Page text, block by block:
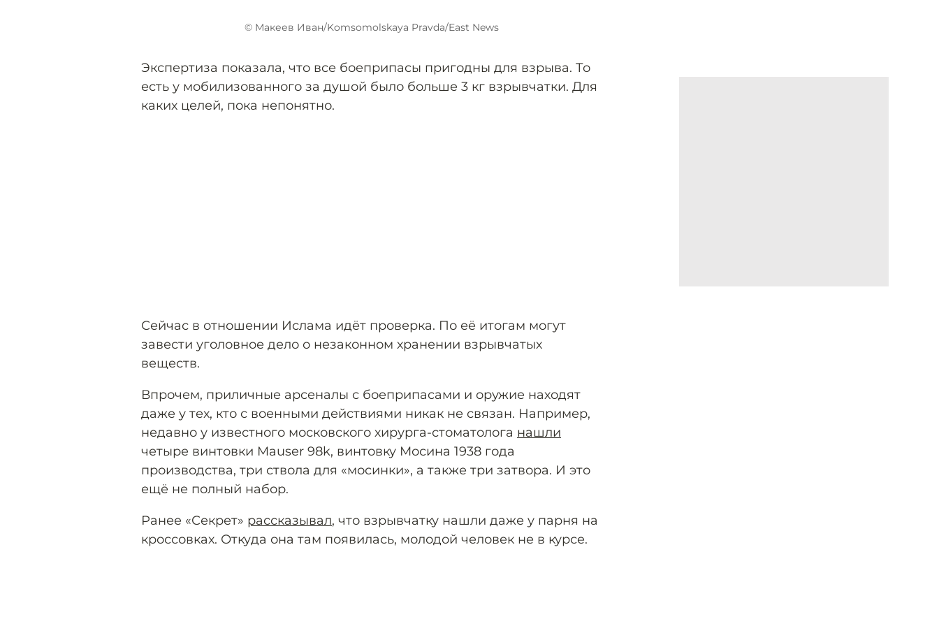
© Макеев Иван/Komsomolskaya Pravda/East News
Экспертиза показала, что все боеприпасы пригодны для взрыва. То
есть у мобилизованного за душой было больше 3 кг взрывчатки. Для
каких целей, пока непонятно.
Сейчас в отношении Ислама идёт проверка. По её итогам могут
завести уголовное дело о незаконном хранении взрывчатых
веществ.
Впрочем, приличные арсеналы с боеприпасами и оружие находят
даже у тех, кто с военными действиями никак не связан. Например,
недавно у известного московского хирурга-стоматолога нашли
четыре винтовки Mauser 98k, винтовку Мосина 1938 года
производства, три ствола для «мосинки», а также три затвора. И это
ещё не полный набор.
Ранее «Секрет» рассказывал, что взрывчатку нашли даже у парня на
кроссовках. Откуда она там появилась, молодой человек не в курсе.